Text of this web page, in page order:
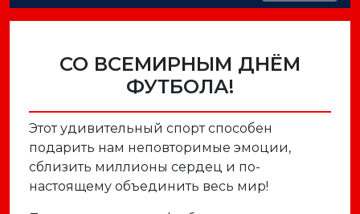
СО ВСЕМИРНЫМ ДНЁМ
ФУТБОЛА!
Этот удивительный спорт способен
подарить нам неповторимые эмоции,
сблизить миллионы сердец и по-
настоящему объединить весь мир!